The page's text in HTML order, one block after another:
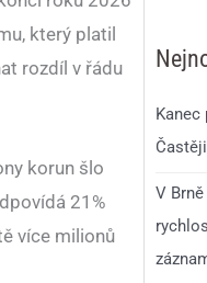
který platil
rozdíl v řádu
korun šlo
21%
více milionů
V